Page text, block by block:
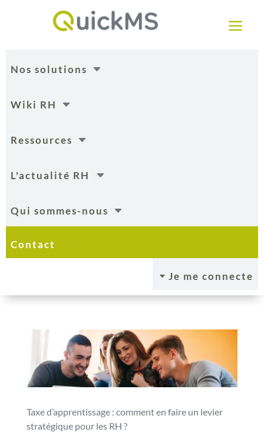
a
C
Nos solutions
C
Wiki RH
C
Ressources
C
L'actualité RH
C
Qui sommes-nous
Contact
C Je me connecte
Taxe d’apprentissage : comment en faire un levier
stratégique pour les RH ?